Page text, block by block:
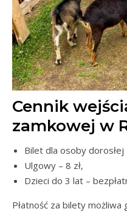
Cennik
zamkowej w
Bilet dla osoby dorosłej
Ulgowy – 8 zł,
Dzieci do 3 lat –
Płatność za bilety możliwa